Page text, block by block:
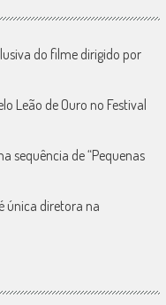
do filme dirigido por
Leão de Ouro no Festival
sequência de “Pequenas
única diretora na